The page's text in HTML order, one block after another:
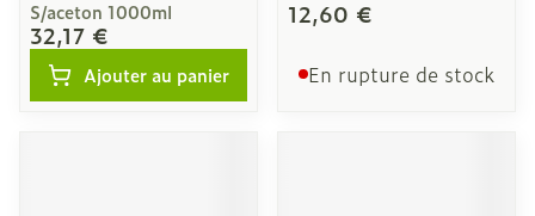
S/aceton 1000ml
32,17 €
Ajouter au panier
12,60 €
En rupture de stock